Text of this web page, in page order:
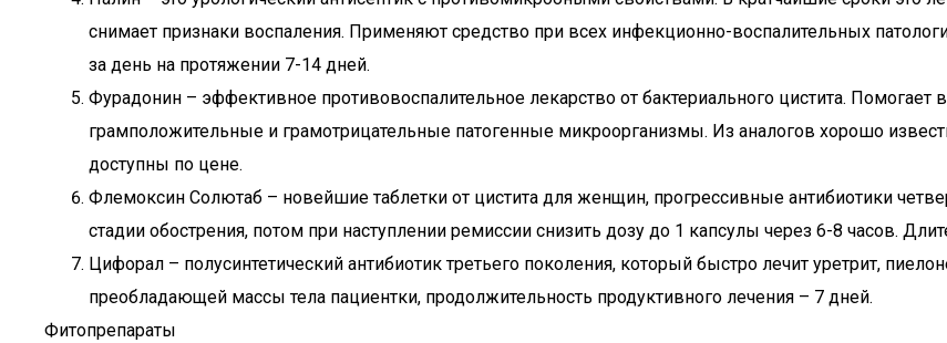
снимает признаки воспаления. Применяют средство при всех инфекционно-воспалительных
за день на протяжении 7-14 дней.
Фурадонин – эффективное противовоспалительное лекарство от бактериального цистита.
грамположительные и грамотрицательные патогенные микроорганизмы. Из аналогов хорошо
доступны по цене.
Флемоксин Солютаб – новейшие таблетки от цистита для женщин, прогрессивные антибиотики
стадии обострения, потом при наступлении ремиссии снизить дозу до 1 капсулы через 6-8 часов.
Цифорал – полусинтетический антибиотик третьего поколения, который быстро лечит уретрит,
преобладающей массы тела пациентки, продолжительность продуктивного лечения – 7 дней.
Фитопрепараты